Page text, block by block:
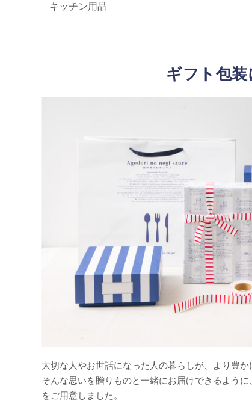
キッチン用品
ギフト包装
大切な人やお世話になった人の暮らしが、より豊か
そんな思いを贈りものと一緒にお届けできるよう
をご用意しました。